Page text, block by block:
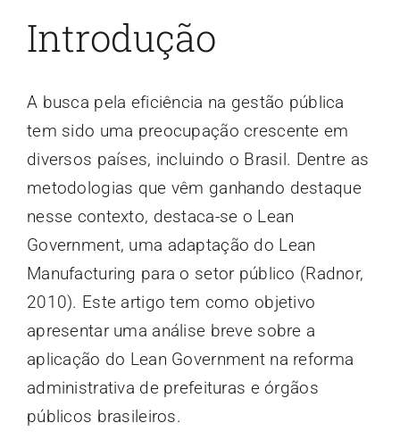
Introdução
A busca pela eficiência na gestão pública
tem sido uma preocupação crescente em
diversos países, incluindo o Brasil. Dentre as
metodologias que vêm ganhando destaque
nesse contexto, destaca-se o Lean
Government, uma adaptação do Lean
Manufacturing para o setor público (Radnor,
2010). Este artigo tem como objetivo
apresentar uma análise breve sobre a
aplicação do Lean Government na reforma
administrativa de prefeituras e órgãos
públicos brasileiros.